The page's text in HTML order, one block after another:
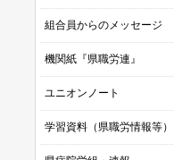
組合員からのメッセージ
機関紙『県職労連』
ユニオンノート
学習資料（県職労情報等）